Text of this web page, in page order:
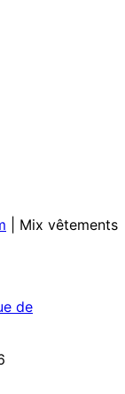
| Mix vêtements
de